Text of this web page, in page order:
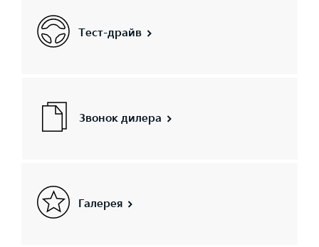
Тест-драйв
Звонок дилера
Галерея